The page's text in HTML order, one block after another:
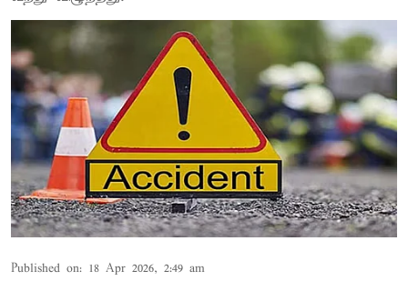
Published on: 18 Apr 2026, 2:49 am